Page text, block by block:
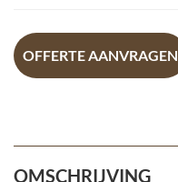
OFFERTE AANVRAGEN
OMSCHRIJVING